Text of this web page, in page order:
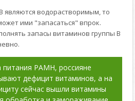
являются водорастворимым, то
ими "запасаться" впрок.
запасы витаминов группы B
РАМН, россияне
дефицит витаминов, а на
сейчас вышли витамины